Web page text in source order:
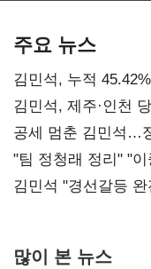
주요 뉴스
김민석, 누적
0.86%p(2보)
김민석, 제주·인천
공세 멈춘 김민석…
"팀 정청래 정리" "
다툼 격화
김민석 "경선갈등
많이 본 뉴스